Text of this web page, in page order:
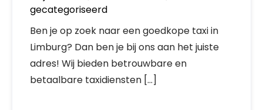
gecategoriseerd
Ben je op zoek naar een goedkope taxi in
Limburg? Dan ben je bij ons aan het juiste
adres! Wij bieden betrouwbare en
betaalbare taxidiensten […]